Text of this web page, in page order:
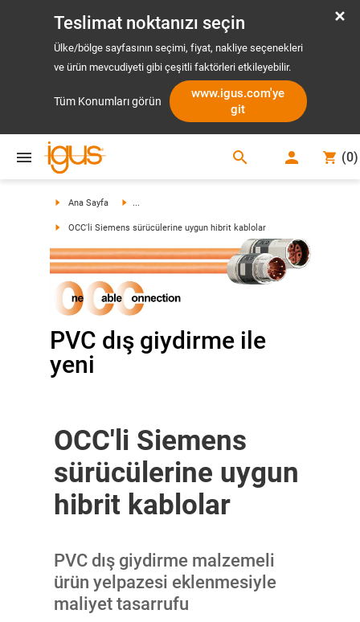
Teslimat noktanızı seçin
Ülke/bölge sayfasının seçimi, fiyat, nakliye seçenekleri
ve ürün mevcudiyeti gibi çeşitli faktörleri etkileyebilir.
Tüm Konumları görün
www.igus.com'ye
git
search (0)
Ana Sayfa ...
OCC'li Siemens sürücülerine uygun hibrit kablolar
PVC dış giydirme ile
yeni
OCC'li Siemens
sürücülerine uygun
hibrit kablolar
PVC dış giydirme malzemeli
ürün yelpazesi eklenmesiyle
maliyet tasarrufu